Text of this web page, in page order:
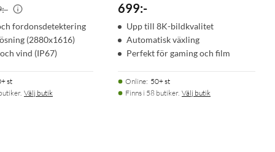
fordonsdetektering
(2880x1616)
vind (IP67)
st
Välj butik
699:-
Upp till 8K-bildkvalitet
Automatisk växling
Perfekt för gaming och film
Online: 50+ st
Finns i 58 butiker. Välj butik